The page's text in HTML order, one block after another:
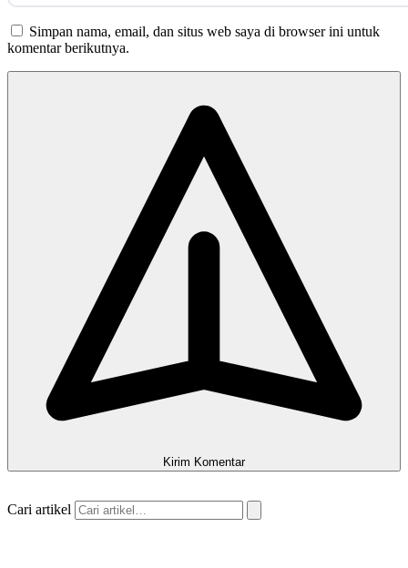
Simpan nama, email, dan situs web saya di browser ini untuk
komentar berikutnya.
Kirim Komentar
Cari artikel